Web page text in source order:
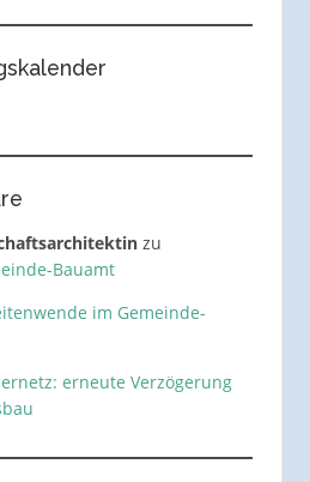
zu
Bauamt
im Gemeinde-
erneute Verzögerung